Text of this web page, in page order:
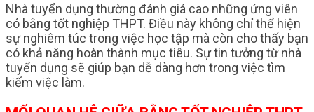
Nhà tuyển dụng thường đánh giá cao những ứng viên
có bằng tốt nghiệp THPT. Điều này không chỉ thể hiện
sự nghiêm túc trong việc học tập mà còn cho thấy bạn
có khả năng hoàn thành mục tiêu. Sự tin tưởng từ nhà
tuyển dụng sẽ giúp bạn dễ dàng hơn trong việc tìm
kiếm việc làm.